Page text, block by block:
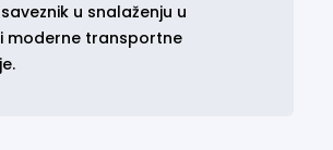
u snalaženju u
moderne transportne